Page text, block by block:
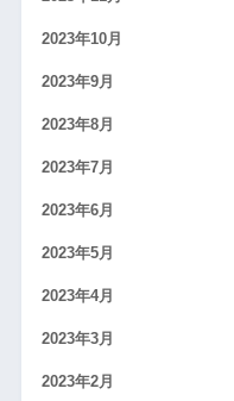
2023年10月
2023年9月
2023年8月
2023年7月
2023年6月
2023年5月
2023年4月
2023年3月
2023年2月